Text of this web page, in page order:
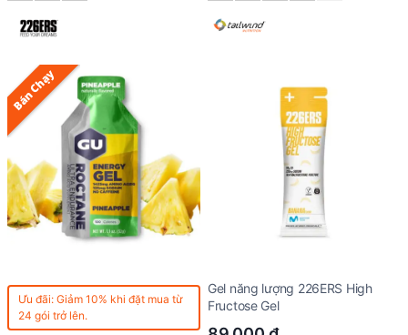
Bán Chạy
Ưu đãi: Giảm 10% khi đặt mua từ
24 gói trở lên.
Gel năng lượng 226ERS High
Fructose Gel